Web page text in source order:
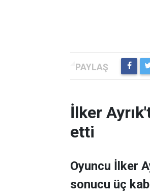
İlker
etti
Oyuncu İlker
sonucu üç